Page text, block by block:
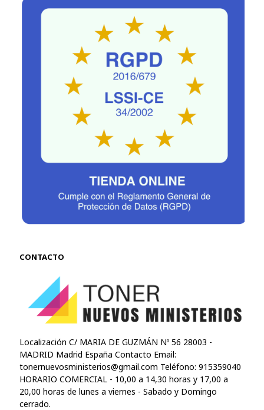
CONTACTO
Localización C/ MARIA DE GUZMÁN Nº 56 28003 -
MADRID Madrid España Contacto Email:
tonernuevosministerios@gmail.com Teléfono: 915359040
HORARIO COMERCIAL - 10,00 a 14,30 horas y 17,00 a
20,00 horas de lunes a viernes - Sabado y Domingo
cerrado.